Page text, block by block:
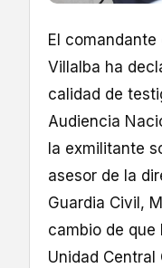
El comandante
Villalba ha
calidad de
Audiencia
la exmilitante
asesor de la
Guardia Civil,
cambio de que
Unidad Central